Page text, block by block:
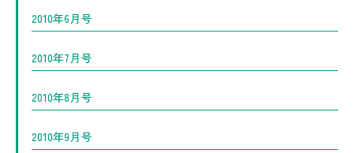
2010年6月号
2010年7月号
2010年8月号
2010年9月号